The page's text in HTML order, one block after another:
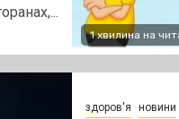
1 хвилина на
здоров'я новини